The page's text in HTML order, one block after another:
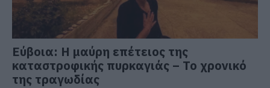
Εύβοια: Η μαύρη επέτειος της
καταστροφικής πυρκαγιάς – Το χρονικό
της τραγωδίας